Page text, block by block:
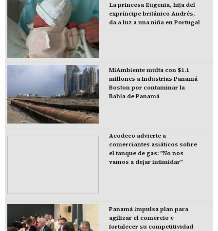
La princesa Eugenia, hija del
expríncipe británico Andrés,
da a luz a una niña en Portugal
MiAmbiente multa con $1.1
millones a Industrias Panamá
Boston por contaminar la
Bahía de Panamá
Acodeco advierte a
comerciantes asiáticos sobre
el tanque de gas: "No nos
vamos a dejar intimidar"
Panamá impulsa plan para
agilizar el comercio y
fortalecer su competitividad